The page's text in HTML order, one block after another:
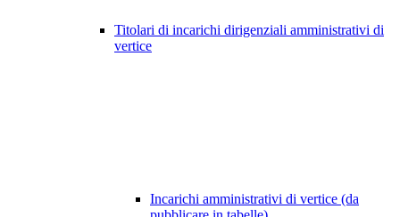
Titolari di incarichi dirigenziali amministrativi di
vertice
Incarichi amministrativi di vertice (da